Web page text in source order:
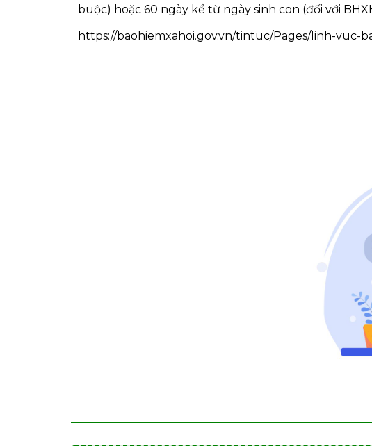
buộc) hoặc 60 ngày kể từ ngày sinh con (đối với
https://baohiemxahoi.gov.vn/tintuc/Pages/linh-vuc-